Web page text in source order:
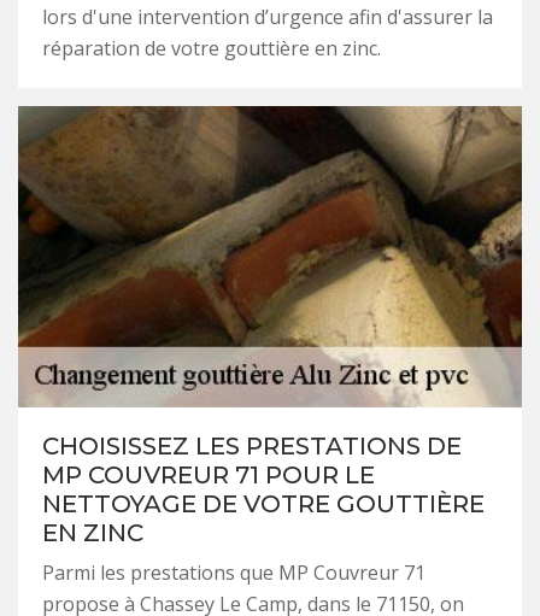
lors d'une intervention d’urgence afin d'assurer la
réparation de votre gouttière en zinc.
CHOISISSEZ LES PRESTATIONS DE
MP COUVREUR 71 POUR LE
NETTOYAGE DE VOTRE GOUTTIÈRE
EN ZINC
Parmi les prestations que MP Couvreur 71
propose à Chassey Le Camp, dans le 71150, on